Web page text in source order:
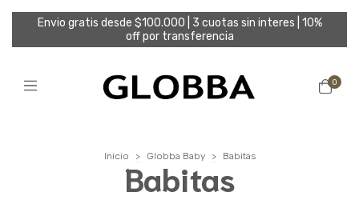
Envio gratis desde $100.000 | 3 cuotas sin interes | 10%
off por transferencia
0
Inicio > Globba Baby > Babitas
Babitas